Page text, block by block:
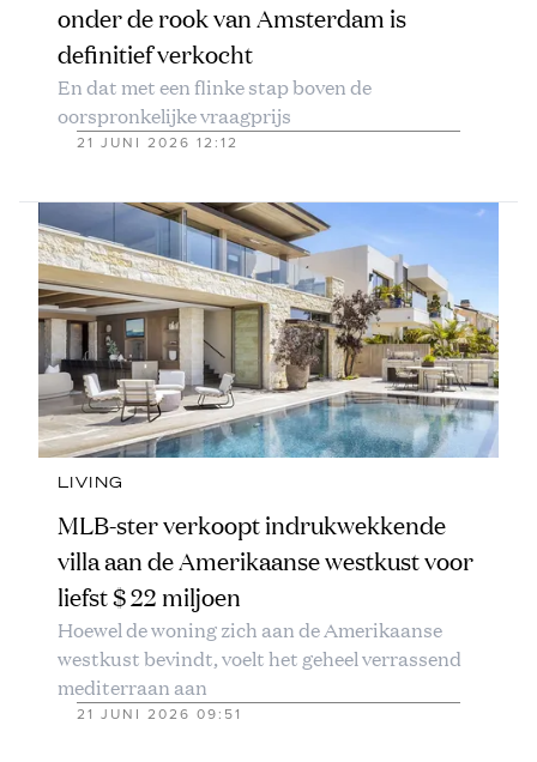
onder de rook van Amsterdam is
definitief verkocht
En dat met een flinke stap boven de
oorspronkelijke vraagprijs
21 JUNI 2026 12:12
LIVING
MLB-ster verkoopt indrukwekkende
villa aan de Amerikaanse westkust voor
liefst $ 22 miljoen
Hoewel de woning zich aan de Amerikaanse
westkust bevindt, voelt het geheel verrassend
mediterraan aan
21 JUNI 2026 09:51